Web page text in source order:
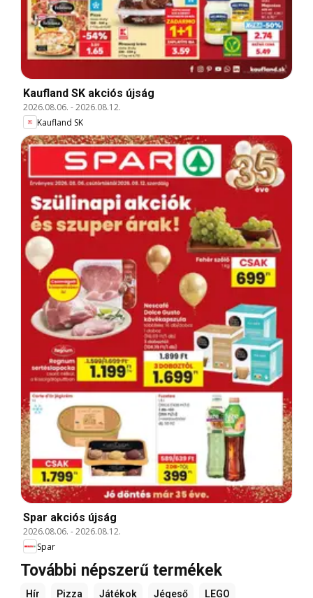
Kaufland SK akciós újság
2026.08.06. -2026.08.12.
Kaufland SK
Spar akciós újság
2026.08.06. -2026.08.12.
Spar
További népszerű termékek
Hír Pizza Játékok Jégeső LEGO